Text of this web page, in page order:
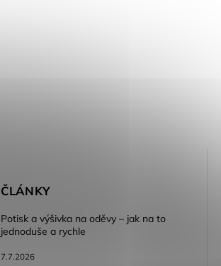
ČLÁNKY
Potisk a výšivka na oděvy – jak na to
jednoduše a rychle
7.7.2026